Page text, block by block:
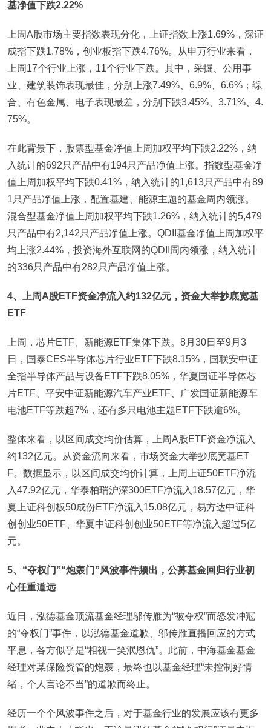
基净值下跌2.22%
上周A股市场主要指数表现分化，上证指数上涨1.69%，深证
成指下跌1.78%，创业板指下跌4.76%。从申万行业来看，
上周17个行业上涨，11个行业下跌。其中，采掘、公用事
业、建筑装饰表现最佳，分别上涨7.49%、6.9%、6.6%；综
合、有色金属、电子表现最差，分别下跌3.45%、3.71%、4.
75%。
在此背景下，股票型基金净值上周加权平均下跌2.22%，纳
入统计的692只产品中有194只产品净值上涨。指数型基金净
值上周加权平均下跌0.41%，纳入统计的1,613只产品中有89
1只产品净值上涨，配置基建、能源主题的基金周内领涨。
混合型基金净值上周加权平均下跌1.26%，纳入统计的5,479
只产品中有2,142只产品净值上涨。QDII基金净值上周加权平
均上涨2.44%，投资海外互联网的QDII周内领涨，纳入统计
的336只产品中有282只产品净值上涨。
4、上周A股ETF资金净流入约132亿元，资金大举抄底宽基
ETF
上周，芯片ETF、新能源ETF集体下跌。8月30日至9月3
日，国泰CES半导体芯片行业ETF下跌8.15%，国联安中证
全指半导体产品与设备ETF下跌8.05%，华夏国证半导体芯
片ETF、平安中证新能源汽车产业ETF、广发国证新能源车
电池ETF等跌超7%，还有多只电池主题ETF下跌逾6%。
整体来看，以区间成交均价估算，上周A股ETF资金净流入
约132亿元。从资金流向来看，市场资金大举抄底宽基ET
F。数据显示，以区间成交均价计算，上周上证50ETF净流
入47.92亿元，华泰柏瑞沪深300ETF净流入18.57亿元，华
夏上证科创板50成份ETF净流入15.08亿元，易方达中证科
创创业50ETF、华夏中证科创创业50ETF等净流入超过5亿
元。
5、“夺权门”“炮轰门”风波事件频出，公募基金回归行业初
心任重道远
近日，泓德基金顶流基金经理邬传雁为“被夺权”而怒发冲冠
的“夺权门”事件，以泓德基金道歉、邬传雁直播回应的方式
平息，各方似乎是“相视一笑泯恩仇”。此前，中海基金基金
经理对某保险资管的炮轰，最终也以基金经理“未控制好情
绪，个人言论不当”的道歉而终止。
经历一个个风波事件之后，对于基金行业的发展应该有更多